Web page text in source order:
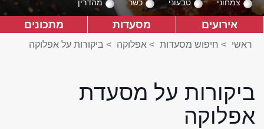
צמחוני טבעוני כשר מהדרין
אירועים מסעדות מתכונים
ראשי > חיפוש מסעדות > אפלוקה > ביקורות על אפלוקה
ביקורות על מסעדת
אפלוקה